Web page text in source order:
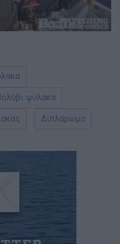
φύλακα
Διπλάρωμα